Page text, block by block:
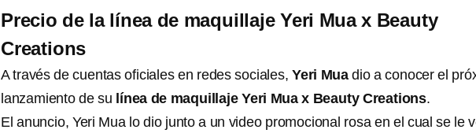
Precio de la línea de maquillaje Yeri Mua x Beauty
Creations
A través de cuentas oficiales en redes sociales, Yeri Mua dio a conocer el
lanzamiento de su línea de maquillaje Yeri Mua x Beauty Creations.
El anuncio, Yeri Mua lo dio junto a un video promocional rosa en el cual se le